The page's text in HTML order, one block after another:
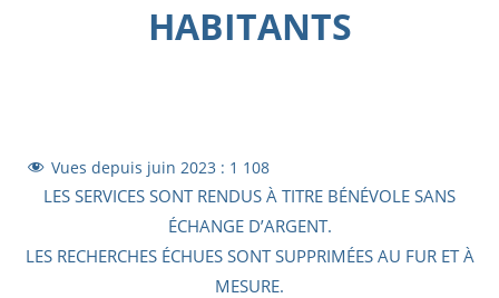
HABITANTS
Vues depuis juin 2023 : 1 108
LES SERVICES SONT RENDUS À TITRE BÉNÉVOLE SANS
ÉCHANGE D’ARGENT.
LES RECHERCHES ÉCHUES SONT SUPPRIMÉES AU FUR ET À
MESURE.